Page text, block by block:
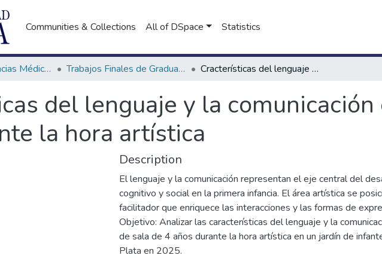
Communities & Collections All of DSpace Statistics
Facultad de Ciencias Médicas Trabajos Finales de Graduación de Licenciatura en Fonoaudiología Cracterísticas del lenguaje y la comunicación en niños de 4 años durante la hora artística
del lenguaje y la
la hora artística
Description
El lenguaje y la comunicación representan el eje central del
cognitivo y social en la primera infancia. El área artística se
facilitador que enriquece las interacciones y las formas de
Objetivo: Analizar las características del lenguaje y la
de sala de 4 años durante la hora artística en un jardín de
Plata en 2025.